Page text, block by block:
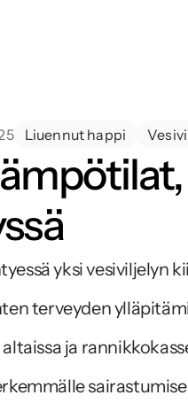
Liuennut happi
yksi vesiviljelyn
terveyden
ja